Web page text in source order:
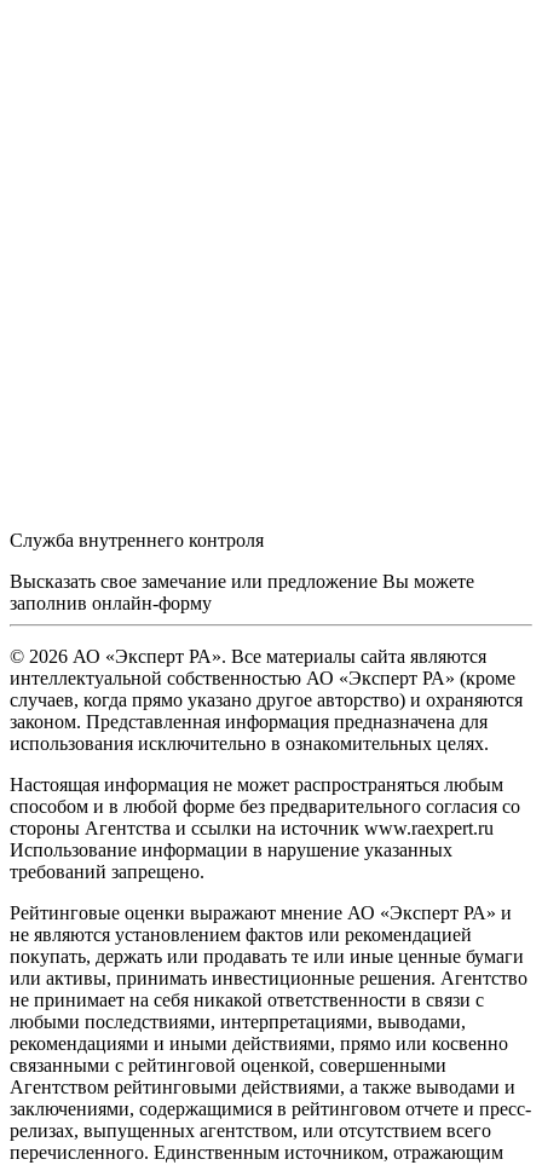
Служба внутреннего контроля
Высказать свое замечание или предложение Вы можете
заполнив онлайн-форму
© 2026 АО «Эксперт РА». Все материалы сайта являются
интеллектуальной собственностью АО «Эксперт РА» (кроме
случаев, когда прямо указано другое авторство) и охраняются
законом. Представленная информация предназначена для
использования исключительно в ознакомительных целях.
Настоящая информация не может распространяться любым
способом и в любой форме без предварительного согласия со
стороны Агентства и ссылки на источник www.raexpert.ru
Использование информации в нарушение указанных
требований запрещено.
Рейтинговые оценки выражают мнение АО «Эксперт РА» и
не являются установлением фактов или рекомендацией
покупать, держать или продавать те или иные ценные бумаги
или активы, принимать инвестиционные решения. Агентство
не принимает на себя никакой ответственности в связи с
любыми последствиями, интерпретациями, выводами,
рекомендациями и иными действиями, прямо или косвенно
связанными с рейтинговой оценкой, совершенными
Агентством рейтинговыми действиями, а также выводами и
заключениями, содержащимися в рейтинговом отчете и пресс-
релизах, выпущенных агентством, или отсутствием всего
перечисленного. Единственным источником, отражающим